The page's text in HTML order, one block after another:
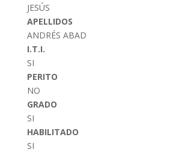
JESÚS
APELLIDOS
ANDRÉS ABAD
I.T.I.
SI
PERITO
NO
GRADO
SI
HABILITADO
SI